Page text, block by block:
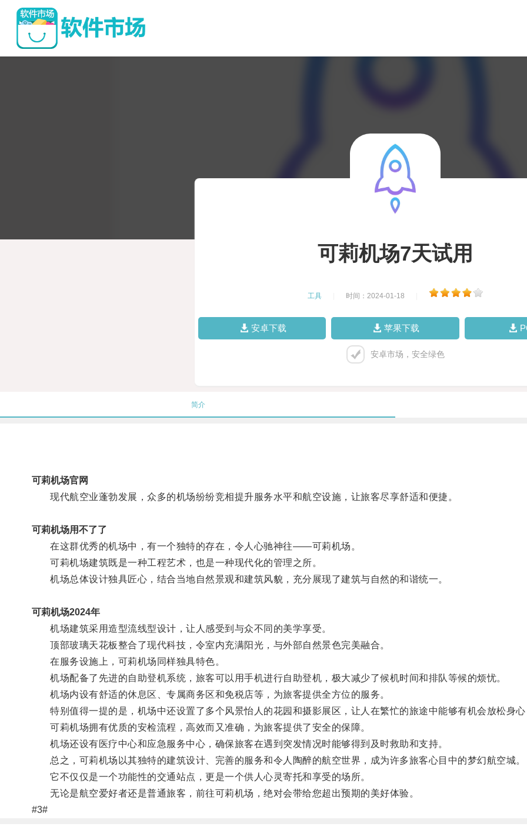
可莉机场7天试用
工具 时间：2024-01-18
安卓下载 苹果下载
安卓市场，安全绿色
简介
可莉机场官网
现代航空业蓬勃发展，众多的机场纷纷竞相提升服务水平和航空设施，让旅客尽享舒适和便捷。
可莉机场用不了了
在这群优秀的机场中，有一个独特的存在，令人心驰神往——可莉机场。
可莉机场建筑既是一种工程艺术，也是一种现代化的管理之所。
机场总体设计独具匠心，结合当地自然景观和建筑风貌，充分展现了建筑与自然的和谐统一。
可莉机场2024年
机场建筑采用造型流线型设计，让人感受到与众不同的美学享受。
顶部玻璃天花板整合了现代科技，令室内充满阳光，与外部自然景色完美融合。
在服务设施上，可莉机场同样独具特色。
机场配备了先进的自助登机系统，旅客可以用手机进行自助登机，极大减少了候机时间和排队等候的烦忧。
机场内设有舒适的休息区、专属商务区和免税店等，为旅客提供全方位的服务。
特别值得一提的是，机场中还设置了多个风景怡人的花园和摄影展区，让人在繁忙的旅途中能够有机会放松身心
可莉机场拥有优质的安检流程，高效而又准确，为旅客提供了安全的保障。
机场还设有医疗中心和应急服务中心，确保旅客在遇到突发情况时能够得到及时救助和支持。
总之，可莉机场以其独特的建筑设计、完善的服务和令人陶醉的航空世界，成为许多旅客心目中的梦幻航空城。
它不仅仅是一个功能性的交通站点，更是一个供人心灵寄托和享受的场所。
无论是航空爱好者还是普通旅客，前往可莉机场，绝对会带给您超出预期的美好体验。
#3#